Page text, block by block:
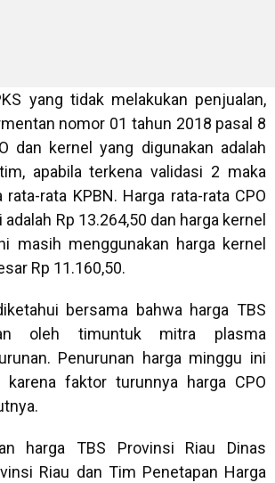
yang tidak melakukan penjualan,
nomor 01 tahun 2018 pasal 8
dan kernel yang digunakan adalah
apabila terkena validasi 2 maka
rata-rata KPBN. Harga rata-rata CPO
Rp 13.264,50 dan harga kernel
masih menggunakan harga kernel
Rp 11.160,50.
bersama bahwa harga TBS
oleh timuntuk mitra plasma
Penurunan harga minggu ini
karena faktor turunnya harga CPO
harga TBS Provinsi Riau Dinas
Riau dan Tim Penetapan Harga